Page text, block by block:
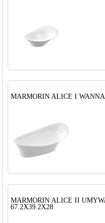
MARMORIN ALICE I
MARMORIN ALICE II
67.2X39.2X28